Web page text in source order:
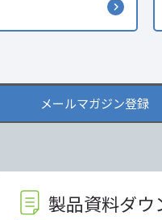
メールマガジン登録
製品資料ダウ